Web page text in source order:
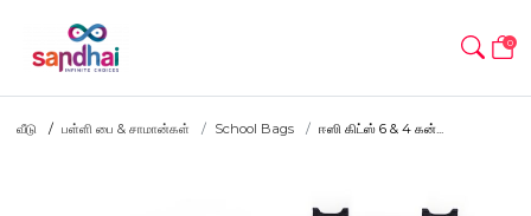
0
வீடு பள்ளி பை & சாமான்கள் School Bags ஈஸி கிட்ஸ் 6 & 4 கன்...